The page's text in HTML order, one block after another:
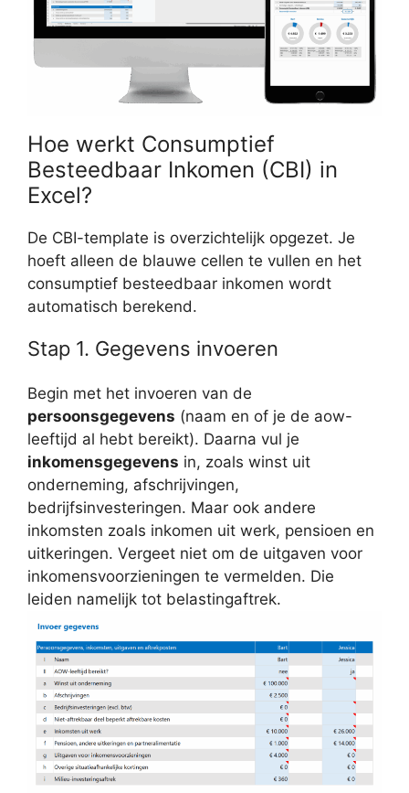
Hoe werkt Consumptief
Besteedbaar Inkomen (CBI) in
Excel?
De CBI-template is overzichtelijk opgezet. Je
hoeft alleen de blauwe cellen te vullen en het
consumptief besteedbaar inkomen wordt
automatisch berekend.
Stap 1. Gegevens invoeren
Begin met het invoeren van de
persoonsgegevens (naam en of je de aow-
leeftijd al hebt bereikt). Daarna vul je
inkomensgegevens in, zoals winst uit
onderneming, afschrijvingen,
bedrijfsinvesteringen. Maar ook andere
inkomsten zoals inkomen uit werk, pensioen en
uitkeringen. Vergeet niet om de uitgaven voor
inkomensvoorzieningen te vermelden. Die
leiden namelijk tot belastingaftrek.